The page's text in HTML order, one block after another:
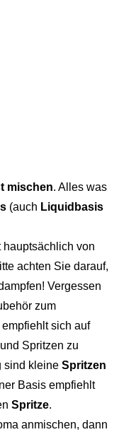
mischen. Alles was
(auch Liquidbasis
hauptsächlich von
achten Sie darauf,
Vergessen
zum
sich auf
und Spritzen zu
sind kleine Spritzen
Basis empfiehlt
Spritze.
anmischen, dann